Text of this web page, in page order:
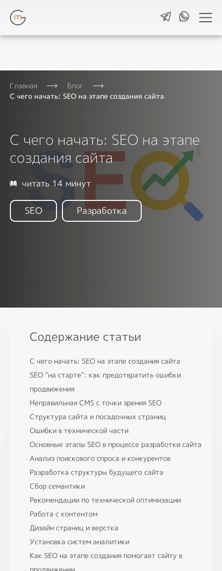
Разработка сайтов
Изучаем бизнес и целевую аудиторию,
и создаем одностраничные сайты,
которые продают.
Планируем, настраиваем и улучшаем
рекламу в Google Ads и ЯндексДирект
для привлечения целевых лидов.
Создадим ваш индивидуальный
образ в глазах клиентов.
Портфолио
О компании
Контакты
Города
Павлодар
Алматы
С нами можно связаться
+7(778)17746... показать
info@globalmedia.kz
Главная
Блог
С чего начать: SEO на этапе создания сайта
С чего начать: SEO на этапе
создания сайта
SEO Разработка
читать 14 минут
Содержание статьи
С чего начать: SEO на этапе создания сайта
SEO "на старте": как предотвратить ошибки
продвижения
Неправильная CMS с точки зрения SEO
Структура сайта и посадочных страниц
Ошибки в технической части
Основные этапы SEO в процессе разработки сайта
Анализ поискового спроса и конкурентов
Разработка структуры будущего сайта
Сбор семантики
Рекомендации по технической оптимизации
Работа с контентом
Дизайн страниц и верстка
Установка систем аналитики
Как SEO на этапе создания помогает сайту в